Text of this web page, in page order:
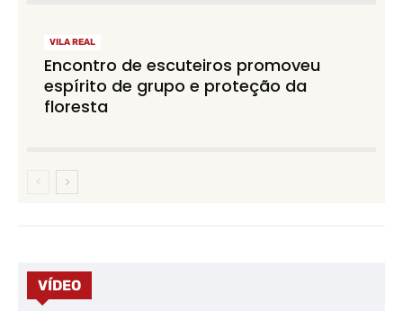
VILA REAL
Encontro de escuteiros promoveu
espírito de grupo e proteção da
floresta
VÍDEO